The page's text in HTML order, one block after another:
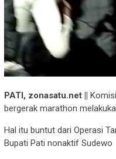
PATI, zonasatu.net ||
bergerak marathon
Hal itu buntut dari Operasi
Bupati Pati nonaktif Sudewo